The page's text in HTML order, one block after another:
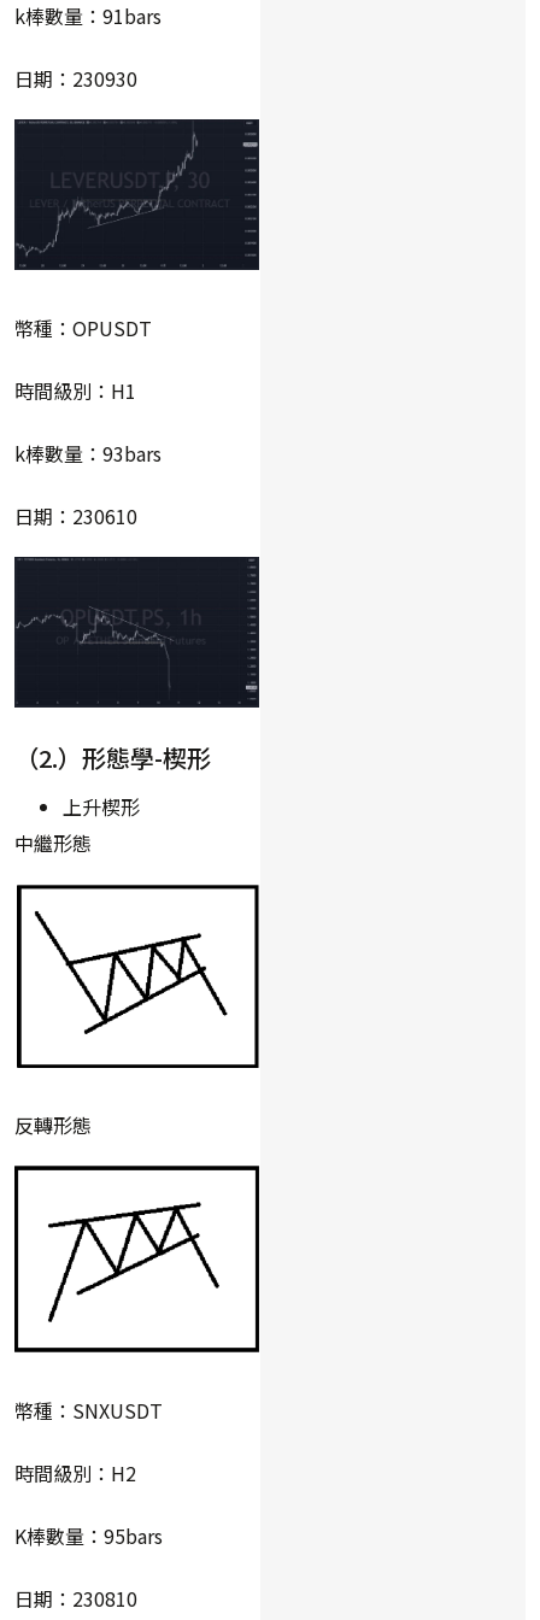
k棒數量：91bars
日期：230930
幣種：OPUSDT
時間級別：H1
k棒數量：93bars
日期：230610
（2.）形態學-楔形
上升楔形
中繼形態
反轉形態
幣種：SNXUSDT
時間級別：H2
K棒數量：95bars
日期：230810